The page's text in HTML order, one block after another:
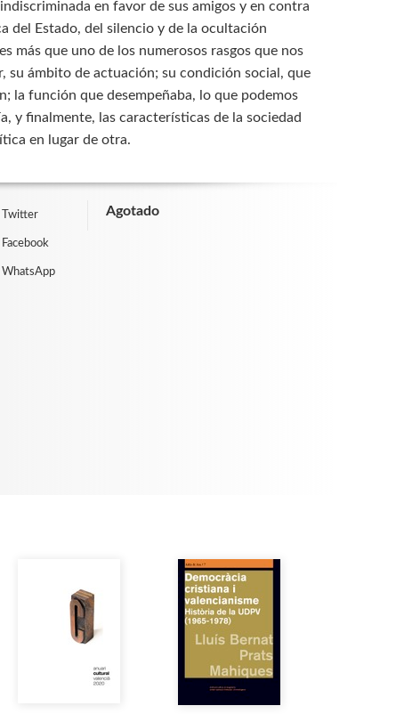
en favor de sus amigos y en contra
del Estado, del silencio y de la ocultación
más que uno de los numerosos rasgos que nos
su ámbito de actuación; su condición social, que
la función que desempeñaba, lo que podemos
y finalmente, las características de la sociedad
en lugar de otra.
Twitter Agotado